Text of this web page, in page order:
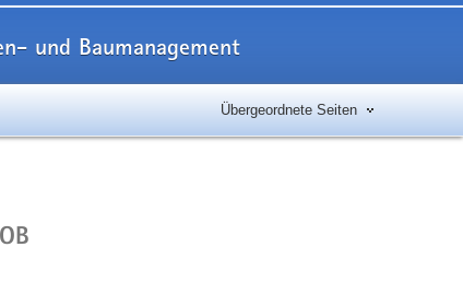
und Baumanagement
Übergeordnete Seiten